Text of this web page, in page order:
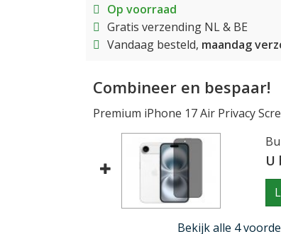
Op voorraad
Gratis verzending NL & BE
Vandaag besteld, maandag
Combineer en bespaar!
Premium iPhone 17 Air Privacy
U
Bekijk alle 4